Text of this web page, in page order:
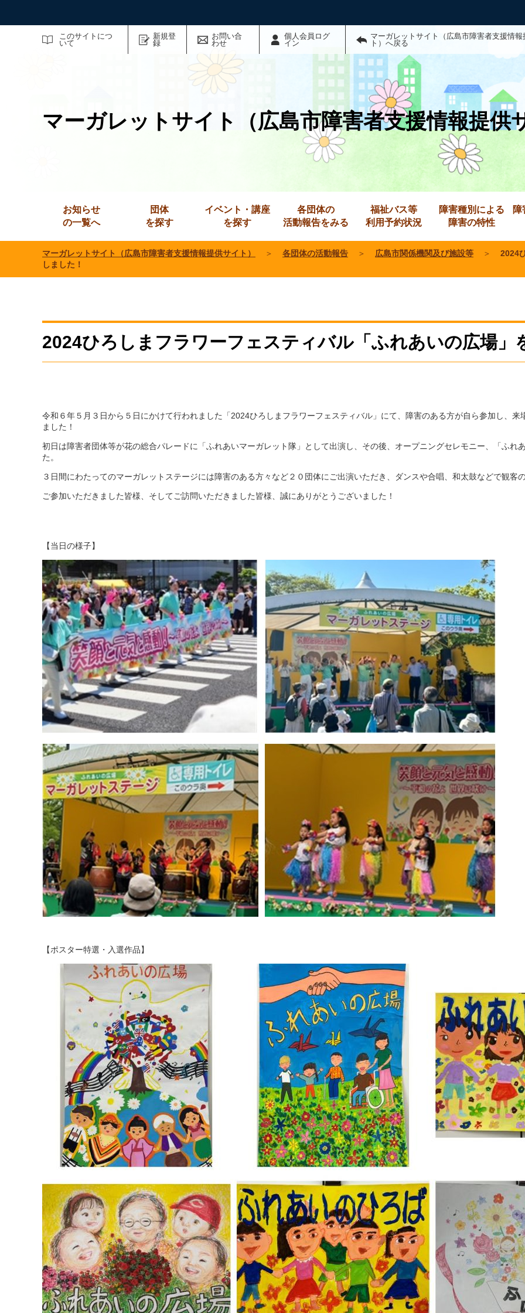
このサイトにつ
いて
新規登
録
お問い合
わせ
個人会員ログ
イン
マーガレットサイト（広島市障害者支援情報
ト）へ戻る
マーガレットサイト（広島市障害者支援情報提供
お知らせ
の一覧へ
団体
を探す
イベント・講座
を探す
各団体の
活動報告をみる
福祉バス等
利用予約状況
障害種別による
障害の特性
障
マーガレットサイト（広島市障害者支援情報提供サイト） ＞ 各団体の活動報告 ＞ 広島市関係機関及び施設等 ＞
2024
しました！
2024ひろしまフラワーフェスティバル「ふれあいの広場」
令和６年５月３日から５日にかけて行われました「2024ひろしまフラワーフェスティバル」にて、障害のある方が自ら参加し、
ました！
初日は障害者団体等が花の総合パレードに「ふれあいマーガレット隊」として出演し、その後、オープニングセレモニー、「ふれ
た。
３日間にわたってのマーガレットステージには障害のある方々など２０団体にご出演いただき、ダンスや合唱、和太鼓などで観客
ご参加いただきました皆様、そしてご訪問いただきました皆様、誠にありがとうございました！
【当日の様子】
【ポスター特選・入選作品】